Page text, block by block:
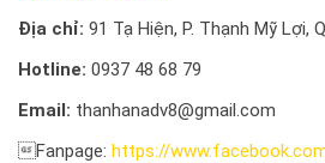
Địa chỉ: 91 Tạ Hiện, P. Thạnh Mỹ Lợi,
Hotline: 0937 48 68 79
Email: thanhanadv8@gmail.com
Fanpage: https://